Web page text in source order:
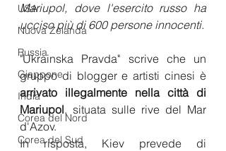
USA
Nuova Zelanda
Russia
Giappone
India
Corea del Nord
Corea del Sud
Mariupol, dove l'esercito russo ha
ucciso più di 600 persone innocenti.
"Ukrainska Pravda" scrive che un
arrivato illegalmente nella città di
Mariupol, situata sulle rive del Mar
d'Azov.
In risposta, Kiev prevede di